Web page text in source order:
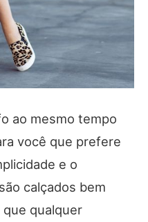
ao mesmo tempo
você que prefere
e o
calçados bem
qualquer